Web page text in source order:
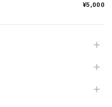
¥5,000